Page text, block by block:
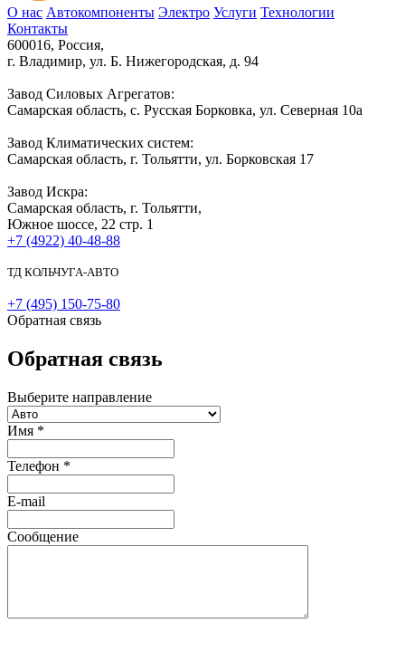
О нас Автокомпоненты Электро Услуги Технологии
Контакты
600016, Россия,
г. Владимир, ул. Б. Нижегородская, д. 94
Завод Силовых Агрегатов:
Самарская область, с. Русская Борковка, ул. Северная 10а
Завод Климатических систем:
Самарская область, г. Тольятти, ул. Борковская 17
Завод Искра:
Самарская область, г. Тольятти,
Южное шоссе, 22 стр. 1
+7 (4922) 40-48-88
ТД КОЛЬЧУГА-АВТО
+7 (495) 150-75-80
Обратная связь
Обратная связь
Выберите направление
Имя *
Телефон *
E-mail
Сообщение